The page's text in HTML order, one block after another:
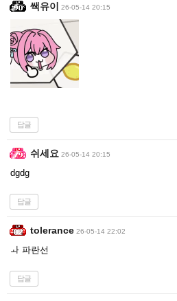
쌕유이 26-05-14 20:15
답글
쉬세요 26-05-14 20:15
dgdg
답글
tolerance 26-05-14 22:02
ㅘ 파란선
답글